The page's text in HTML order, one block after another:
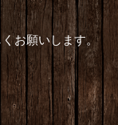
お願いします。